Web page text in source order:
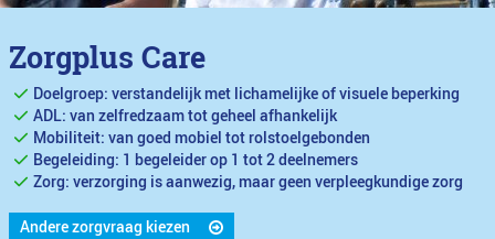
Zorgplus Care
Doelgroep: verstandelijk met lichamelijke of visuele beperking
ADL: van zelfredzaam tot geheel afhankelijk
Mobiliteit: van goed mobiel tot rolstoelgebonden
Begeleiding: 1 begeleider op 1 tot 2 deelnemers
Zorg: verzorging is aanwezig, maar geen verpleegkundige zorg
Andere zorgvraag kiezen